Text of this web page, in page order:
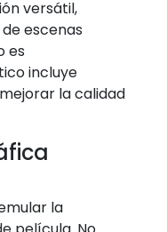
versátil,
escenas
es
incluye
la calidad
la